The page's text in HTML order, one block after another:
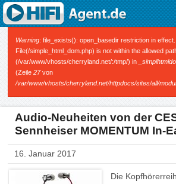
Direkt zum Inhalt
Gutscheine
Audio
Mobile
Fehlermeldung
Warning: file_exists(): open_basedir restriction in effect.
File(/simple_html_dom.php) is not within the allowed
(/var/www/vhosts/cherryland.net/:/tmp/) in
(Zeile27von
/var/www/vhosts/cherryland.net/httpdocs/sites/all/
Audio-Neuheiten von der
Sennheiser MOMENTUM In-
16. Januar 2017
Die